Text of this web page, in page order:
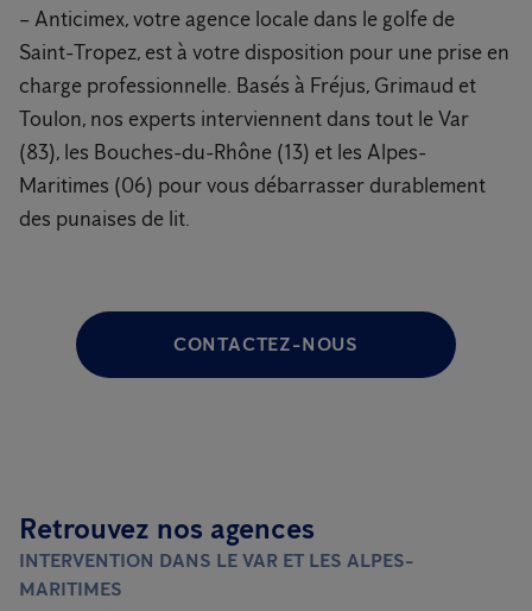
– Anticimex, votre agence locale dans le golfe de
Saint-Tropez, est à votre disposition pour une prise en
charge professionnelle. Basés à Fréjus, Grimaud et
Toulon, nos experts interviennent dans tout le Var
(83), les Bouches-du-Rhône (13) et les Alpes-
Maritimes (06) pour vous débarrasser durablement
des punaises de lit.
CONTACTEZ-NOUS
Retrouvez nos agences
INTERVENTION DANS LE VAR ET LES ALPES-
MARITIMES